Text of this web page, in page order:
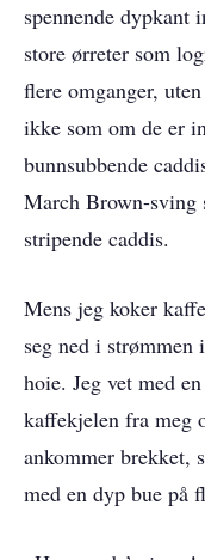
spennende dypkant
store ørreter som
flere omganger,
ikke som om de er
bunnsubbende
March Brown-sving
stripende caddis.
Mens jeg koker
seg ned i strømmen
hoie. Jeg vet med
kaffekjelen fra meg
ankommer brekket,
med en dyp bue på